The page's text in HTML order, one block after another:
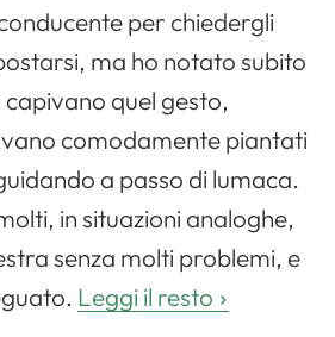
per chiedergli
ma ho notato subito
capivano quel gesto,
comodamente piantati
a passo di lumaca.
in situazioni analoghe,
senza molti problemi, e
Leggi il resto